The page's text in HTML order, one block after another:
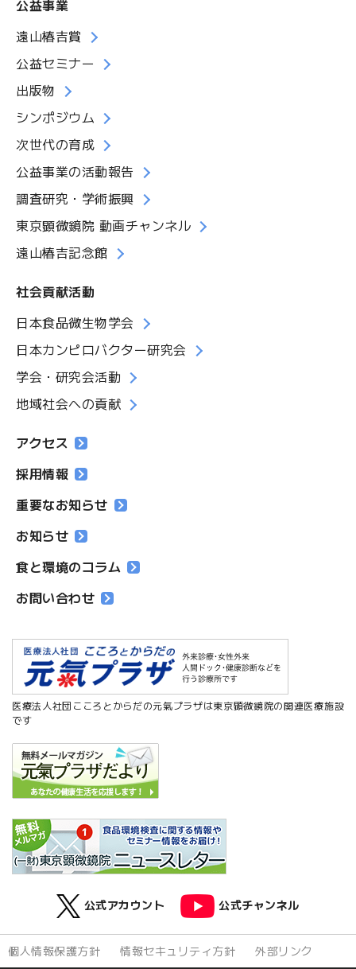
公益事業
遠山椿吉賞
公益セミナー
出版物
シンポジウム
次世代の育成
公益事業の活動報告
調査研究・学術振興
東京顕微鏡院 動画チャンネル
遠山椿吉記念館
社会貢献活動
日本食品微生物学会
日本カンピロバクター研究会
学会・研究会活動
地域社会への貢献
アクセス
採用情報
重要なお知らせ
お知らせ
食と環境のコラム
お問い合わせ
医療法人社団こころとからだの元氣プラザは東京顕微鏡院の関連医療施設
です
公式アカウント 公式チャンネル
個人情報保護方針 情報セキュリティ方針 外部リンク